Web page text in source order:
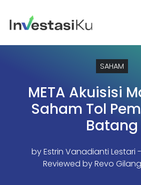
SAHAM
META Akuisisi
Saham Tol
Batang
byEstrin Vanadianti Lestari
Reviewed by Revo